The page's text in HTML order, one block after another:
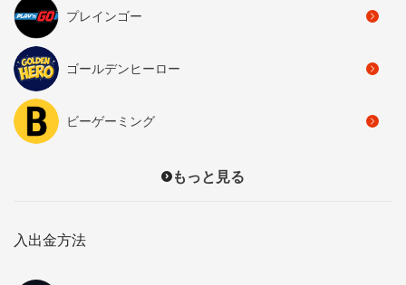
プレインゴー
ゴールデンヒーロー
ビーゲーミング
もっと見る
入出金方法